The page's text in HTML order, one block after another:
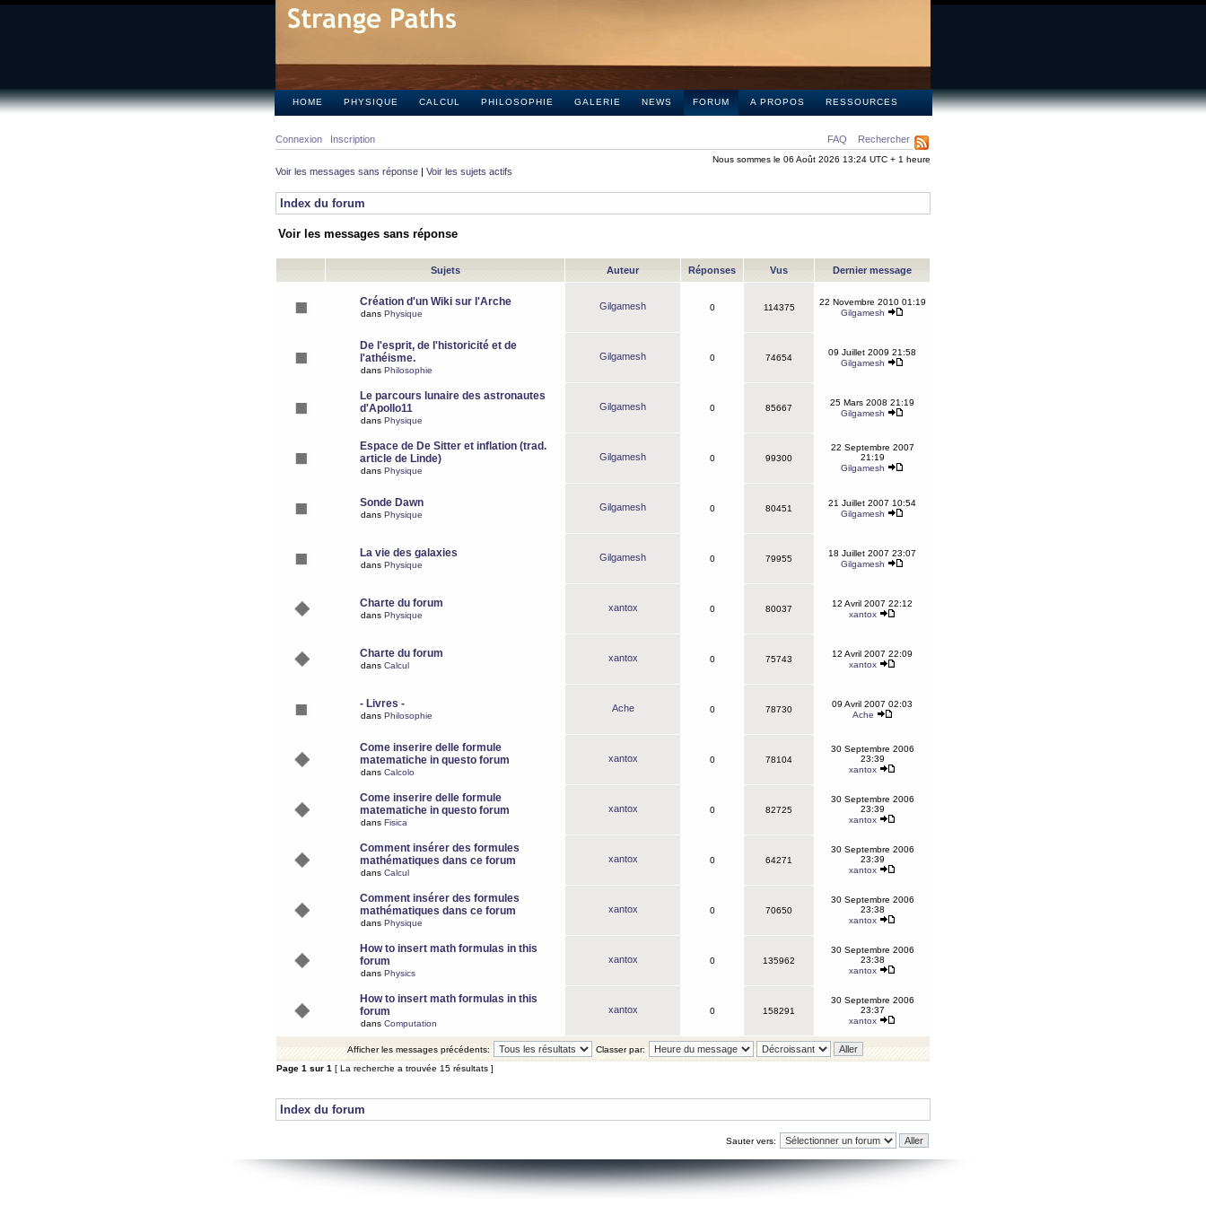
HOME PHYSIQUE CALCUL PHILOSOPHIE GALERIE NEWS FORUM A PROPOS RESSOURCES
FAQ Rechercher
Connexion Inscription
Nous sommes le 06 Août 2026 13:24 UTC + 1 heure
Voir les messages sans réponse | Voir les sujets actifs
Index du forum
Voir les messages sans réponse
Sujets Auteur Réponses Vus Dernier message
Création d'un Wiki sur l'Arche
dans Physique
Gilgamesh 0 114375
22 Novembre 2010 01:19
Gilgamesh
De l'esprit, de l'historicité et de
l'athéisme.
dans Philosophie
Gilgamesh 0 74654
09 Juillet 2009 21:58
Gilgamesh
Le parcours lunaire des astronautes
d'Apollo11
dans Physique
Gilgamesh 0 85667
25 Mars 2008 21:19
Gilgamesh
Espace de De Sitter et inflation (trad.
article de Linde)
dans Physique
Gilgamesh 0 99300
22 Septembre 2007
21:19
Gilgamesh
Sonde Dawn
dans Physique
Gilgamesh 0 80451
21 Juillet 2007 10:54
Gilgamesh
La vie des galaxies
dans Physique
Gilgamesh 0 79955
18 Juillet 2007 23:07
Gilgamesh
Charte du forum
dans Physique
xantox 0 80037
12 Avril 2007 22:12
xantox
Charte du forum
dans Calcul
xantox 0 75743
12 Avril 2007 22:09
xantox
- Livres -
dans Philosophie
Ache 0 78730
09 Avril 2007 02:03
Ache
Come inserire delle formule
matematiche in questo forum
dans Calcolo
xantox 0 78104
30 Septembre 2006
23:39
xantox
Come inserire delle formule
matematiche in questo forum
dans Fisica
xantox 0 82725
30 Septembre 2006
23:39
xantox
Comment insérer des formules
mathématiques dans ce forum
dans Calcul
xantox 0 64271
30 Septembre 2006
23:39
xantox
Comment insérer des formules
mathématiques dans ce forum
dans Physique
xantox 0 70650
30 Septembre 2006
23:38
xantox
How to insert math formulas in this
forum
dans Physics
xantox 0 135962
30 Septembre 2006
23:38
xantox
How to insert math formulas in this
forum
dans Computation
xantox 0 158291
30 Septembre 2006
23:37
xantox
Afficher les messages précédents:
Classer par:
Page 1 sur 1 [ La recherche a trouvée 15 résultats ]
Index du forum
Sauter vers: